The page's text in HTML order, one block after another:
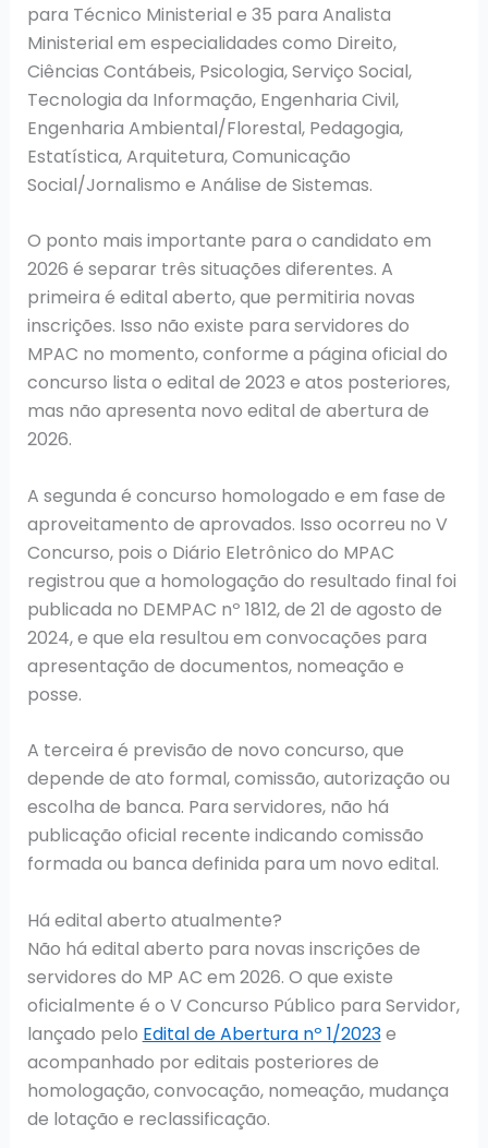
para Técnico Ministerial e 35 para Analista
Ministerial em especialidades como Direito,
Ciências Contábeis, Psicologia, Serviço Social,
Tecnologia da Informação, Engenharia Civil,
Engenharia Ambiental/Florestal, Pedagogia,
Estatística, Arquitetura, Comunicação
Social/Jornalismo e Análise de Sistemas.
O ponto mais importante para o candidato em
2026 é separar três situações diferentes. A
primeira é edital aberto, que permitiria novas
inscrições. Isso não existe para servidores do
MPAC no momento, conforme a página oficial do
concurso lista o edital de 2023 e atos posteriores,
mas não apresenta novo edital de abertura de
2026.
A segunda é concurso homologado e em fase de
aproveitamento de aprovados. Isso ocorreu no V
Concurso, pois o Diário Eletrônico do MPAC
registrou que a homologação do resultado final foi
publicada no DEMPAC nº 1812, de 21 de agosto de
2024, e que ela resultou em convocações para
apresentação de documentos, nomeação e
posse.
A terceira é previsão de novo concurso, que
depende de ato formal, comissão, autorização ou
escolha de banca. Para servidores, não há
publicação oficial recente indicando comissão
formada ou banca definida para um novo edital.
Há edital aberto atualmente?
Não há edital aberto para novas inscrições de
servidores do MP AC em 2026. O que existe
oficialmente é o V Concurso Público para Servidor,
lançado pelo Edital de Abertura nº 1/2023e
acompanhado por editais posteriores de
homologação, convocação, nomeação, mudança
de lotação e reclassificação.